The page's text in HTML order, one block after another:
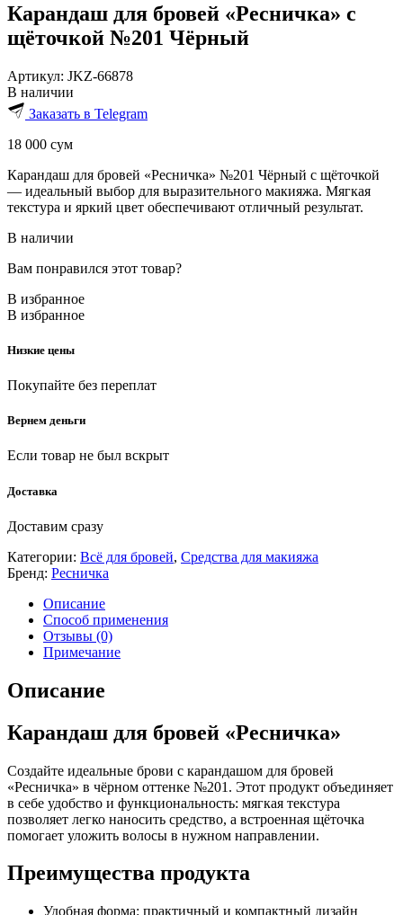
Карандаш для бровей «Ресничка» с
щёточкой №201 Чёрный
Артикул: JKZ-66878
В наличии
Заказать в Telegram
18 000 сум
Карандаш для бровей «Ресничка» №201 Чёрный с щёточкой
— идеальный выбор для выразительного макияжа. Мягкая
текстура и яркий цвет обеспечивают отличный результат.
В наличии
Вам понравился этот товар?
В избранное
В избранное
Низкие цены
Покупайте без переплат
Вернем деньги
Если товар не был вскрыт
Доставка
Доставим сразу
Категории: Всё для бровей, Средства для макияжа
Бренд: Ресничка
Описание
Способ применения
Отзывы (0)
Примечание
Описание
Карандаш для бровей «Ресничка»
Создайте идеальные брови с карандашом для бровей
«Ресничка» в чёрном оттенке №201. Этот продукт объединяет
в себе удобство и функциональность: мягкая текстура
позволяет легко наносить средство, а встроенная щёточка
помогает уложить волосы в нужном направлении.
Преимущества продукта
Удобная форма: практичный и компактный дизайн